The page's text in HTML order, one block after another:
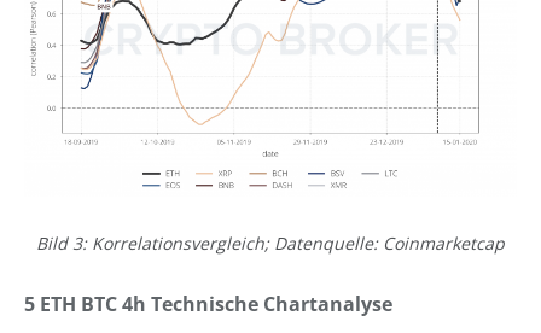
Bild 3: Korrelationsvergleich; Datenquelle: Coinmarketcap
5 ETH BTC 4h Technische Chartanalyse